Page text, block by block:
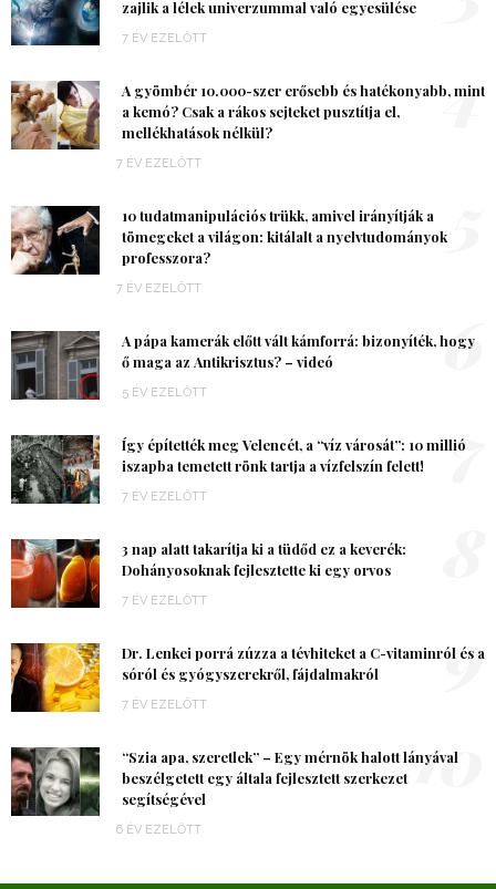
zajlik a lélek univerzummal való egyesülése
7 ÉV EZELŐTT
A gyömbér 10.000-szer erősebb és hatékonyabb, mint
a kemó? Csak a rákos sejteket pusztítja el,
mellékhatások nélkül?
7 ÉV EZELŐTT
4
10 tudatmanipulációs trükk, amivel irányítják a
tömegeket a világon: kitálalt a nyelvtudományok
professzora?
7 ÉV EZELŐTT
A pápa kamerák előtt vált kámforrá: bizonyíték, hogy
ő maga az Antikrisztus? – videó
5 ÉV EZELŐTT
6
Így építették meg Velencét, a “víz városát”: 10 millió
iszapba temetett rönk tartja a vízfelszín felett!
7 ÉV EZELŐTT
7
3 nap alatt takarítja ki a tüdőd ez a keverék:
Dohányosoknak fejlesztette ki egy orvos
7 ÉV EZELŐTT
Dr. Lenkei porrá zúzza a tévhiteket a C-vitaminról és a
sóról és gyógyszerekről, fájdalmakról
7 ÉV EZELŐTT
9
“Szia apa, szeretlek” – Egy mérnök halott lányával
beszélgetett egy általa fejlesztett szerkezet
segítségével
6 ÉV EZELŐTT
10